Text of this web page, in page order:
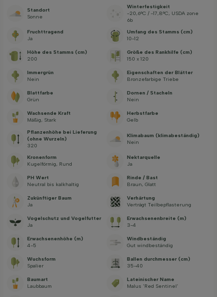
Standort
Sonne
Winterfestigkeit
-20,6°C / -17,8°C, USDA zone
6b
Fruchttragend
Ja
Umfang des Stamms (cm)
10-12
Höhe des Stamms (cm)
200
Größe des Rankhilfe (cm)
150 x 120
Immergrün
Nein
Eigenschaften der Blätter
Bronzefarbige Triebe
Blattfarbe
Grün
Dornen / Stacheln
Nein
Wachsende Kraft
Mäßig, Stark
Herbstfarbe
Gelb
Pflanzenhöhe bei Lieferung
(ohne Wurzeln)
320
Klimabaum (klimabeständig)
Nein
Kronenform
Kugelförmig, Rund
Nektarquelle
Ja
PH Wert
Neutral bis kalkhaltig
Rinde / Bast
Braun, Glatt
Zukünftiger Baum
Ja
Verhärtung
Verträgt Teilbepflasterung
Vogelschutz und Vogelfutter
Ja
Erwachsenenbreite (m)
3-4
Erwachsenenhöhe (m)
4-5
Windbeständig
Gut windbeständig
Wuchsform
Spalier
Ballen durchmesser (cm)
35-40
Baumart
Laubbaum
Lateinischer Name
Malus 'Red Sentinel'